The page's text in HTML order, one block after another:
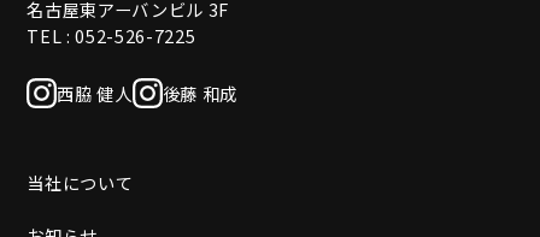
名古屋東アーバンビル 3F
TEL : 052-526-7225
西脇 健人 後藤 和成
当社について